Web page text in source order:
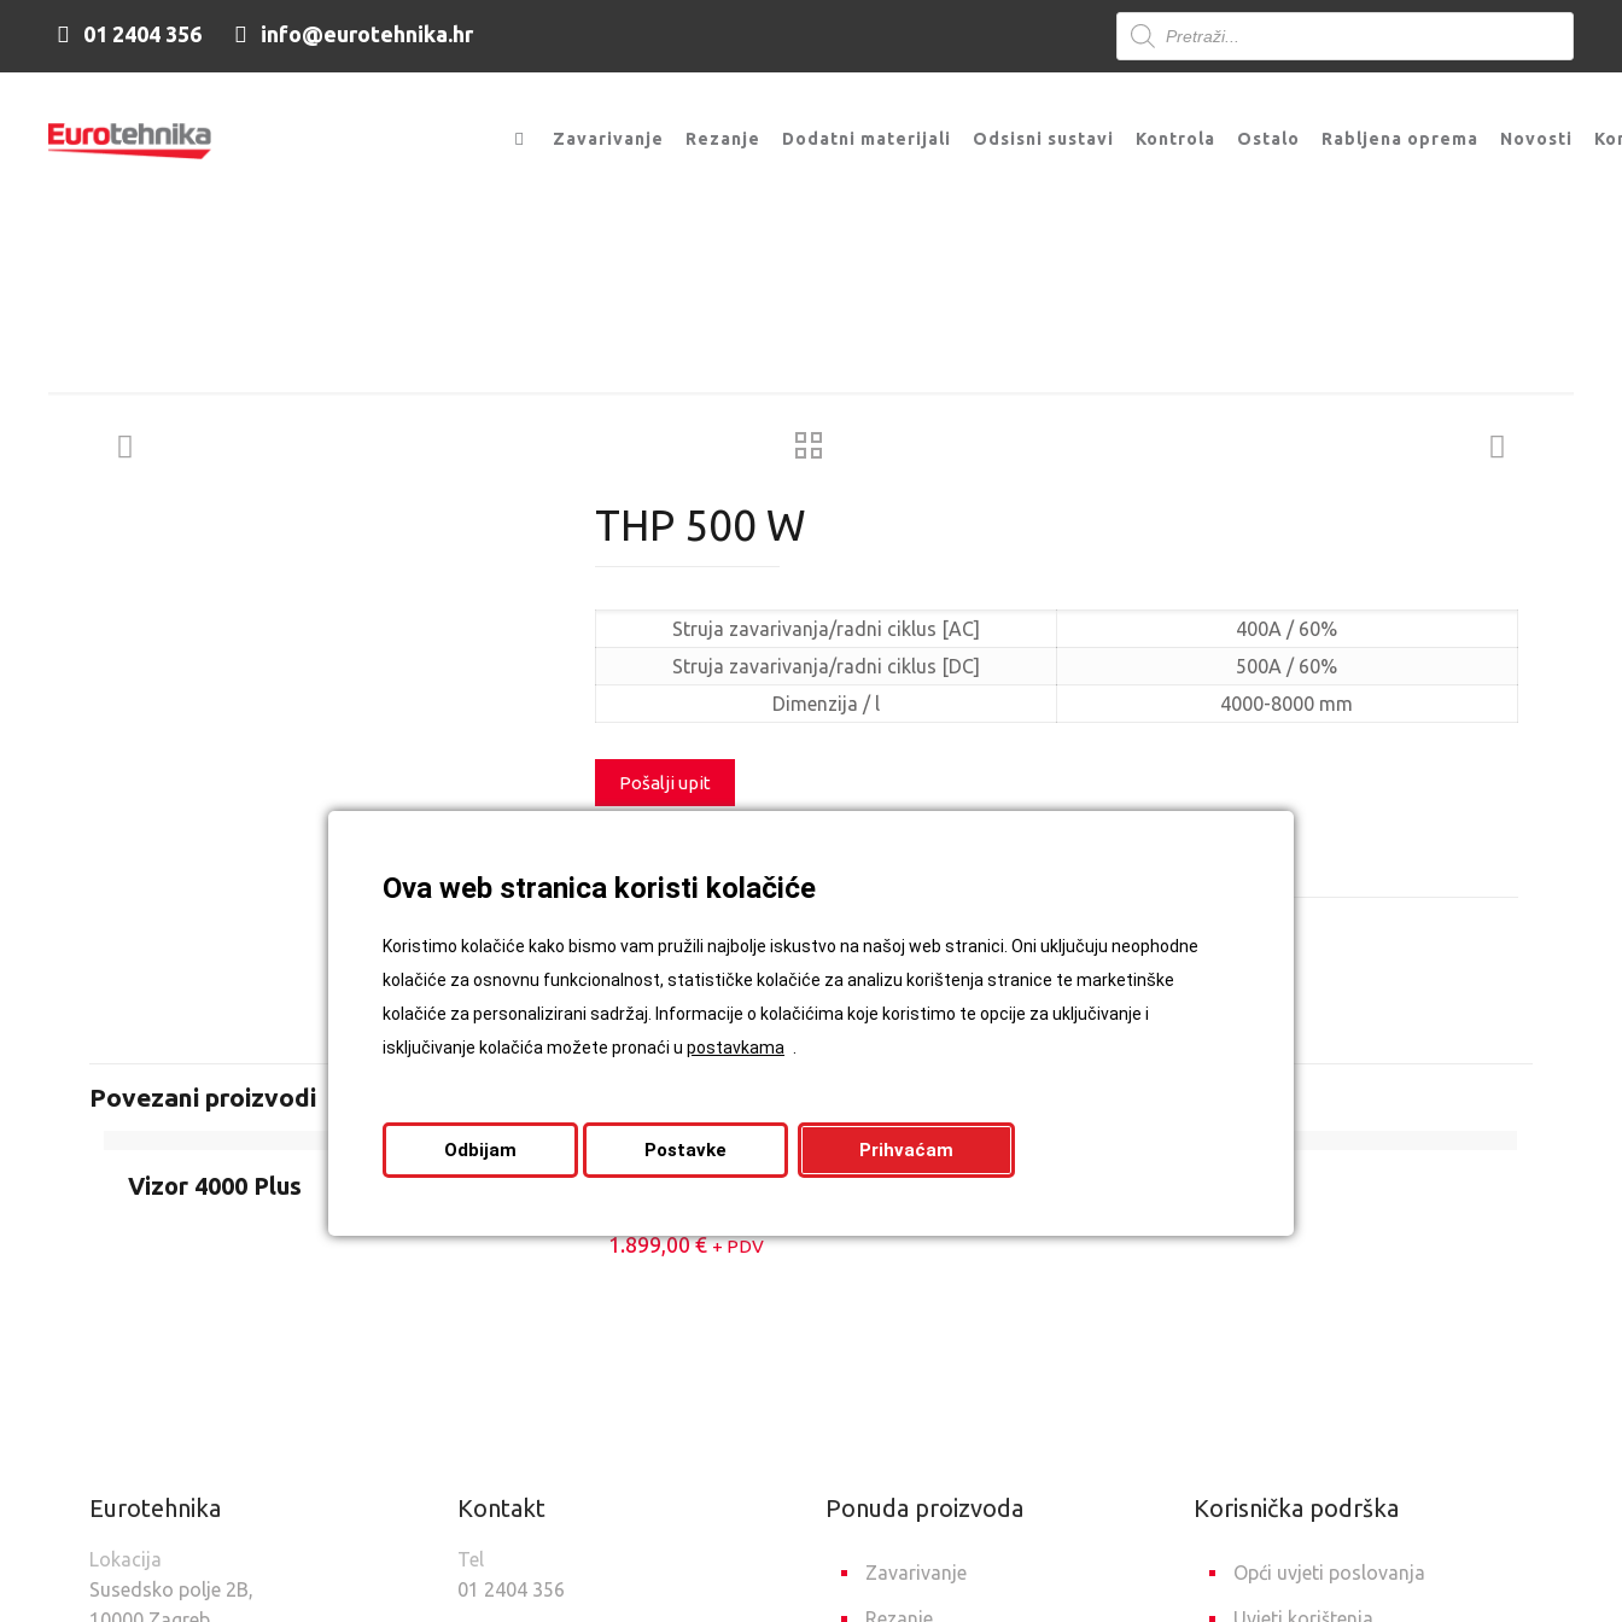
01 2404 356 info@eurotehnika.hr
Products
search
Zavarivanje Rezanje Dodatni materijali Odsisni sustavi Kontrola Ostalo Rabljena oprema Novosti
THP 500 W
Struja zavarivanja/radni ciklus [AC]
400A / 60%
Struja zavarivanja/radni ciklus [DC]
500A / 60%
Dimenzija / l
4000-8000 mm
Pošalji upit
Povezani proizvodi
Vizor 4000 Plus
1.899,00€ + PDV
Eurotehnika
Lokacija
Susedsko polje 2B,
Kontakt
Tel
01 2404 356
Ponuda proizvoda
Zavarivanje
Korisnička podrška
Opći uvjeti poslovanja
Ova web stranica koristi kolačiće
Koristimo kolačiće kako bismo vam pružili najbolje iskustvo na našoj web stranici. Oni uključuju neophodne
kolačiće za osnovnu funkcionalnost, statističke kolačiće za analizu korištenja stranice te marketinške
kolačiće za personalizirani sadržaj. Informacije o kolačićima koje koristimo te opcije za uključivanje i
isključivanje kolačića možete pronaći u postavkama
Prihvaćam
Odbijam Postavke